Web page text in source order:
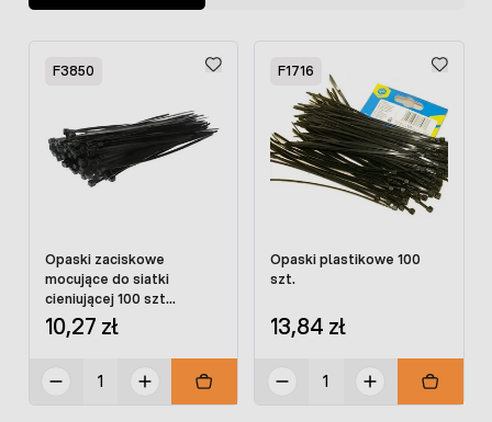
F3850
Opaski zaciskowe
mocujące do siatki
cieniującej 100 szt
4,8x200 mm
10,27 zł
F1716
Opaski plastikowe 100
szt.
13,84 zł